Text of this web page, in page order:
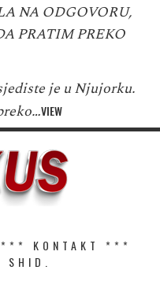
NA ODGOVORU,
PRATIM PREKO
je u Njujorku.
VIEW
*** KONTAKT
***
SHID.